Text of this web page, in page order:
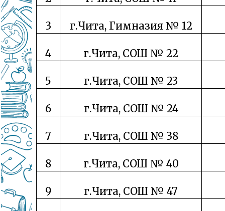
3 г.Чита, Гимназия № 12
4 г.Чита, СОШ № 22
5 г.Чита, СОШ № 23
6 г.Чита, СОШ № 24
7 г.Чита, СОШ № 38
8 г.Чита, СОШ № 40
9 г.Чита, СОШ № 47